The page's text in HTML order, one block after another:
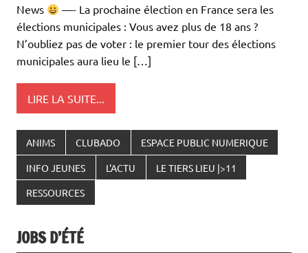
News
—- La prochaine élection en France sera les
élections municipales : Vous avez plus de 18 ans ?
N’oubliez pas de voter : le premier tour des élections
municipales aura lieu le […]
LIRE LA SUITE...
ANIMS CLUBADO ESPACE PUBLIC NUMERIQUE
INFO JEUNES L'ACTU LE TIERS LIEU |>11
RESSOURCES
JOBS D’ÉTÉ